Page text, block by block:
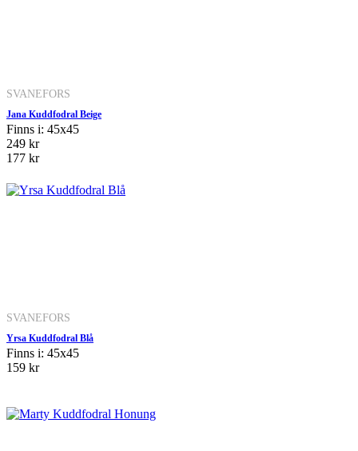
SVANEFORS
Jana Kuddfodral Beige
Finns i: 45x45
249 kr
177 kr
SVANEFORS
Yrsa Kuddfodral Blå
Finns i: 45x45
159 kr